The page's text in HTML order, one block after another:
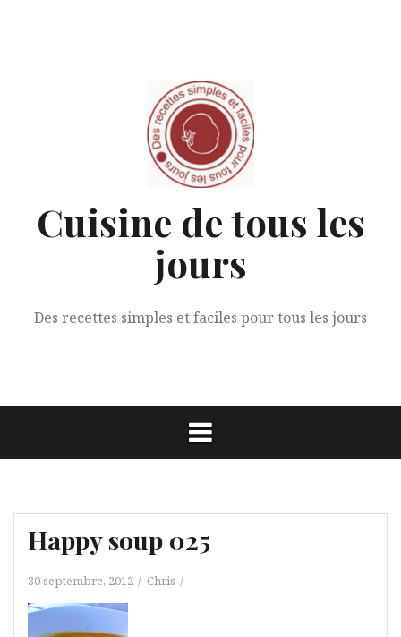
Cuisine de tous les
jours
Des recettes simples et faciles pour tous les jours
Happy soup 025
30 septembre, 2012 Chris